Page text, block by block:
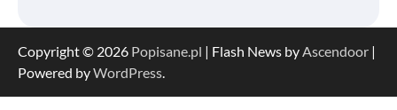
Copyright © 2026 Popisane.pl | Flash News byAscendoor |
Powered byWordPress.